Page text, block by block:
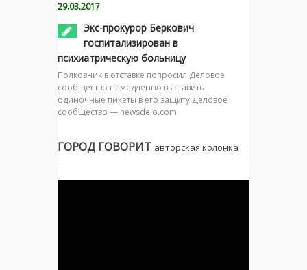
29.03.2017
Экс-прокурор Беркович
госпитализирован в
психиатрическую больницу
Полковник в отставке попросил Деловое
сообщество немедленно выставить
одиночные пикеты в его защиту Деловое
сообщество — newsdelo.com
ГОРОД ГОВОРИТ авторская колонка